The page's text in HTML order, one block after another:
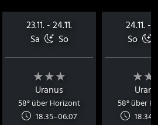
23.11. - 24.11.
Sa
So
★★★
Uranus
58° über Horizont
18:35–06:07
24.11. -
So
58° über